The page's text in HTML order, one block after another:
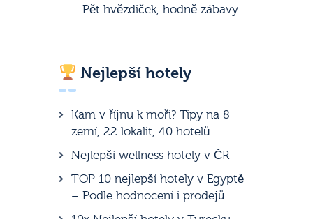
– Pět hvězdiček, hodně zábavy
Nejlepší hotely
Kam v říjnu k moři? Tipy na 8
zemí, 22 lokalit, 40 hotelů
Nejlepší wellness hotely v ČR
TOP 10 nejlepší hotely v Egyptě
– Podle hodnocení i prodejů